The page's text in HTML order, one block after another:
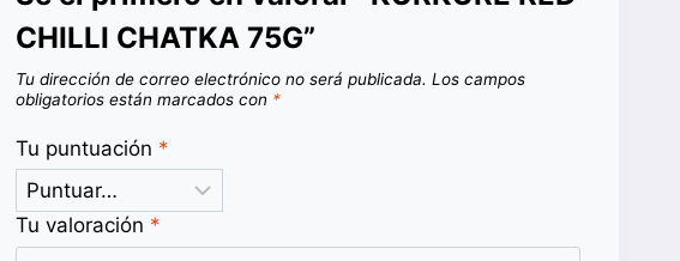
CHILLI CHATKA 75G”
Tu dirección de correo electrónico no será publicada. Los campos
obligatorios están marcados con *
Tu puntuación *
Tu valoración *